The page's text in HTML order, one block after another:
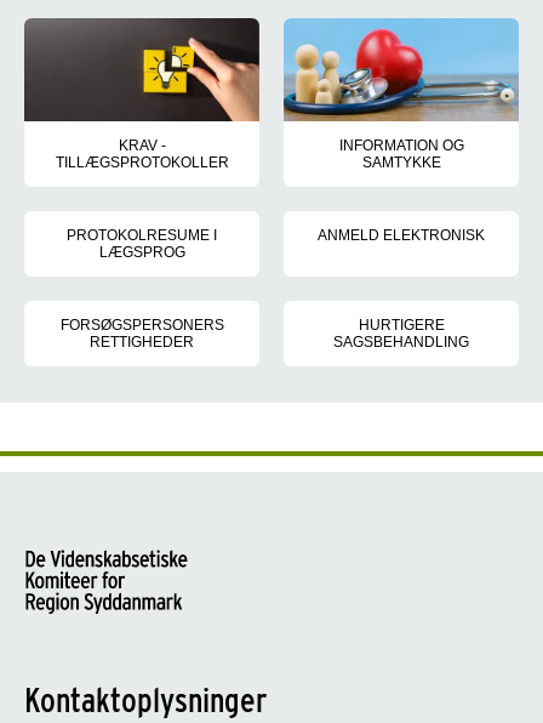
KRAV -
TILLÆGSPROTOKOLLER
INFORMATION OG
SAMTYKKE
PROTOKOLRESUME I
LÆGSPROG
ANMELD ELEKTRONISK
FORSØGSPERSONERS
RETTIGHEDER
HURTIGERE
SAGSBEHANDLING
Kontaktoplysninger